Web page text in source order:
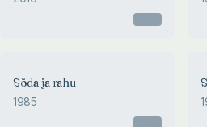
Sõda ja rahu
1985